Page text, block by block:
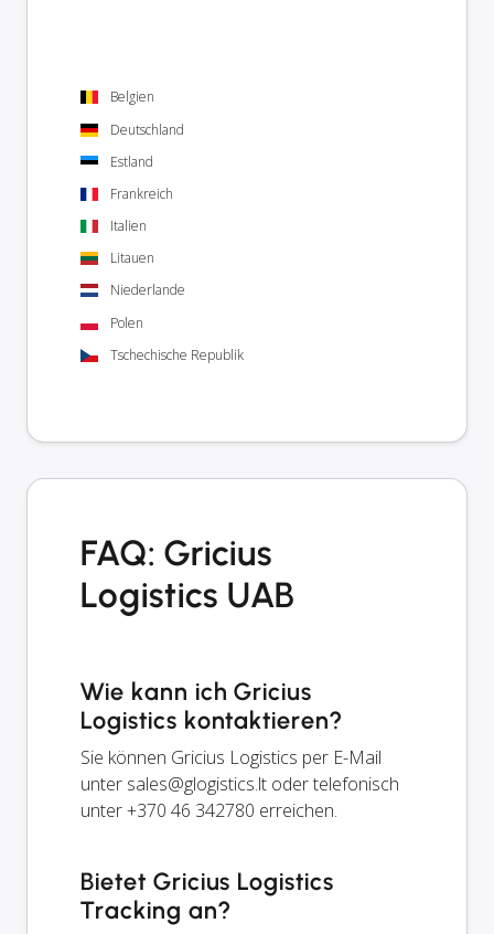
Belgien
Deutschland
Estland
Frankreich
Italien
Litauen
Niederlande
Polen
Tschechische Republik
FAQ: Gricius
Logistics UAB
Wie kann ich Gricius
Logistics kontaktieren?
Sie können Gricius Logistics per E-Mail
unter sales@glogistics.lt oder telefonisch
unter +370 46 342780 erreichen.
Bietet Gricius Logistics
Tracking an?